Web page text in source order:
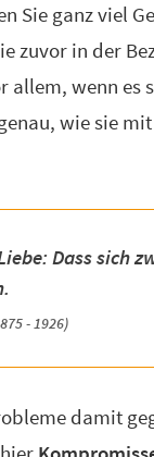
Sie ganz viel
zuvor in der
allem, wenn
wie sie
Dass sich
- 1926)
damit